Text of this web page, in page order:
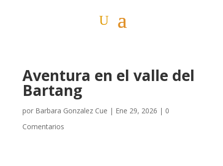
Aventura en el valle del
Bartang
por Barbara Gonzalez Cue | Ene 29, 2026 | 0
Comentarios